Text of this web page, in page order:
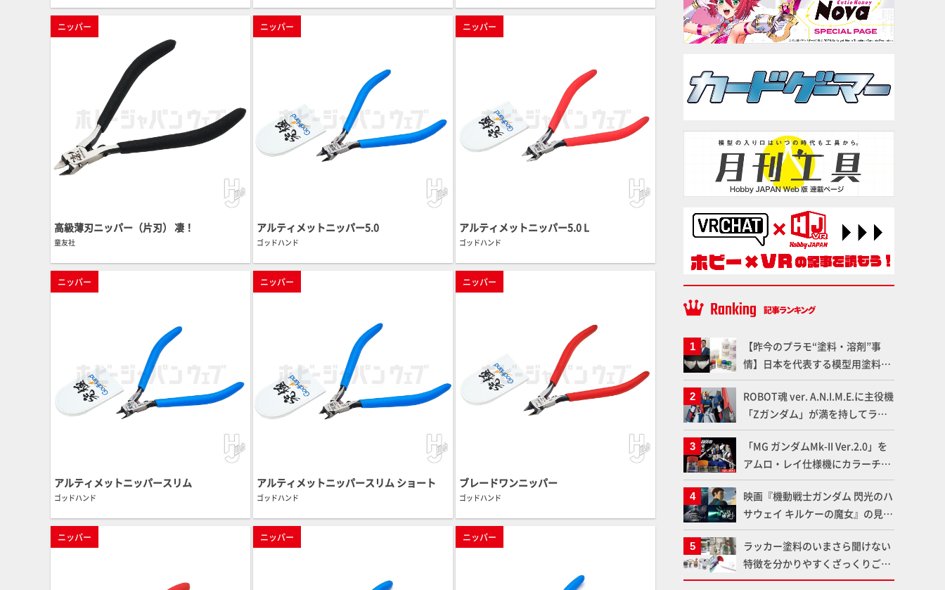
ニッパー
高級薄刃ニッパー（片刃） 凄！
童友社
ニッパー
アルティメットニッパー5.0
ゴッドハンド
ニッパー
アルティメットニッパー5.0 L
ゴッドハンド
ニッパー
アルティメットニッパースリム
ゴッドハンド
ニッパー
アルティメットニッパースリム ショート
ゴッドハンド
ニッパー
ブレードワンニッパー
ゴッドハンド
ニッパー ニッパー ニッパー
【昨今のプラモ“塗料・溶剤”事
情】日本を代表する模型用塗料
「Mr.カラー」やツールメーカー
である「GSIクレオス」が語るラ
ッカー塗料の未来とは？
ROBOT魂 ver. A.N.I.M.E.に主役機
「Zガンダム」が満を持してライ
ンナップ！ウェイブライダーへの
変形、劇中どおりのプロポーショ
ンを再現【機動戦士Zガンダム】
「MG ガンダムMk-II Ver.2.0」を
アムロ・レイ仕様機にカラーチェ
ンジ!! ラッカー塗料の定番技法を
押さえるだけでハイクオリティの
作例に!!【試し読み】
映画『機動戦士ガンダム 閃光のハ
サウェイ キルケーの魔女』の見放
題配信が8月31日（月）よりスタ
ート！Prime Videoで国内独占配
信
ラッカー塗料のいまさら聞けない
特徴を分かりやすくざっくりご紹
介！ 水性塗料との差を確認しよ